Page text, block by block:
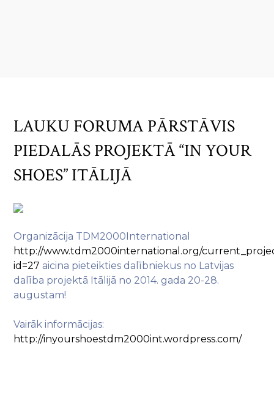
LAUKU FORUMA PĀRSTĀVIS
PIEDALĀS PROJEKTĀ “IN YOUR
SHOES” ITĀLIJĀ
Organizācija TDM2000International
http://www.tdm2000international.org/
id=27 aicina pieteikties dalībniekus no Latvijas
dalība projektā Itālijā no 2014. gada 20-28.
augustam!
Vairāk informācijas:
http://inyourshoestdm2000int.wordpress.com/